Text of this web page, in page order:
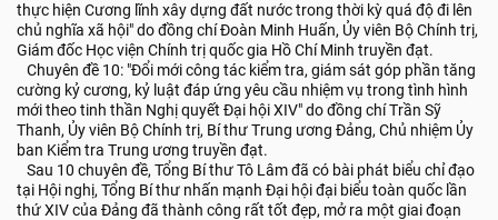
thực hiện Cương lĩnh xây dựng đất nước trong thời kỳ quá độ đi lên
chủ nghĩa xã hội" do đồng chí Đoàn Minh Huấn, Ủy viên Bộ Chính trị,
Giám đốc Học viện Chính trị quốc gia Hồ Chí Minh truyền đạt.
Chuyên đề 10: "Đổi mới công tác kiểm tra, giám sát góp phần tăng
cường kỷ cương, kỷ luật đáp ứng yêu cầu nhiệm vụ trong tình hình
mới theo tinh thần Nghị quyết Đại hội XIV" do đồng chí Trần Sỹ
Thanh, Ủy viên Bộ Chính trị, Bí thư Trung ương Đảng, Chủ nhiệm Ủy
ban Kiểm tra Trung ương truyền đạt.
Sau 10 chuyên đề, Tổng Bí thư Tô Lâm đã có bài phát biểu chỉ đạo
tại Hội nghị, Tổng Bí thư nhấn mạnh Đại hội đại biểu toàn quốc lần
thứ XIV của Đảng đã thành công rất tốt đẹp, mở ra một giai đoạn